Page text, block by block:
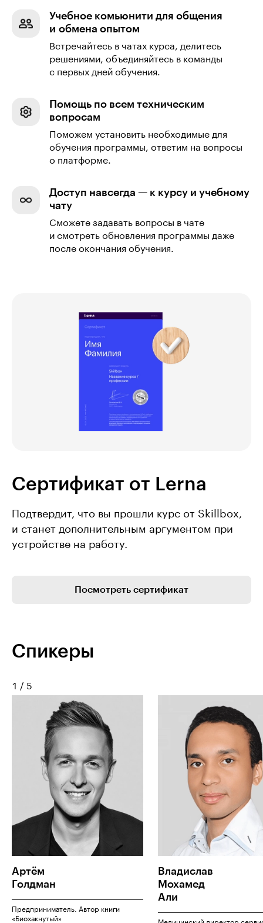
Учебное комьюнити для общения
и обмена опытом
Встречайтесь в чатах курса, делитесь
решениями, объединяйтесь в команды
с первых дней обучения.
Помощь по всем техническим
вопросам
Поможем установить необходимые для
обучения программы, ответим на вопросы
о платформе.
Доступ навсегда — к курсу и учебному
чату
Сможете задавать вопросы в чате
и смотреть обновления программы даже
после окончания обучения.
Сертификат от Lerna
Подтвердит, что вы прошли курс от Skillbox,
и станет дополнительным аргументом при
устройстве на работу.
Посмотреть сертификат
Спикеры
1 / 5
Артём
Голдман
Предприниматель. Автор книги
«Биохакнутый»
Владислав
Мохамед
Али